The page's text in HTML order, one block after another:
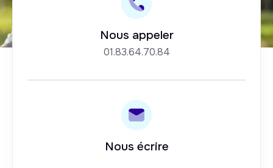
Nous appeler
01.83.64.70.84
Nous écrire